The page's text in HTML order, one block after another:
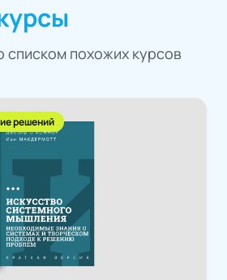
списком похожих курсов
решений